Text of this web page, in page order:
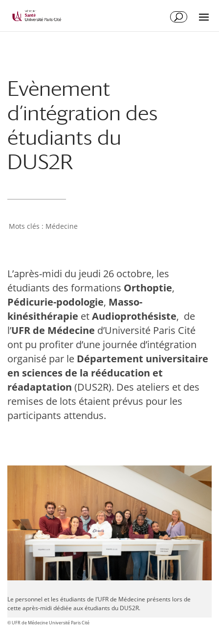
Evènement
d’intégration des
étudiants du
DUS2R
Médecine
L’après-midi du jeudi 26 octobre, les
étudiants des formations Orthoptie,
Pédicurie-podologie, Masso-
kinésithérapie etAudioprothésiste, de
l’UFR de Médecine d’Université Paris Cité
ont pu profiter d’une journée d’intégration
organisé par le Département universitaire
en sciences de la rééducation et
réadaptation (DUS2R). Des ateliers et des
remises de lots étaient prévus pour les
participants attendus.
Le personnel et les étudiants de l’UFR de Médecine présents lors de
cette après-midi dédiée aux étudiants du DUS2R.
© UFR de Médecine Université Paris Cité